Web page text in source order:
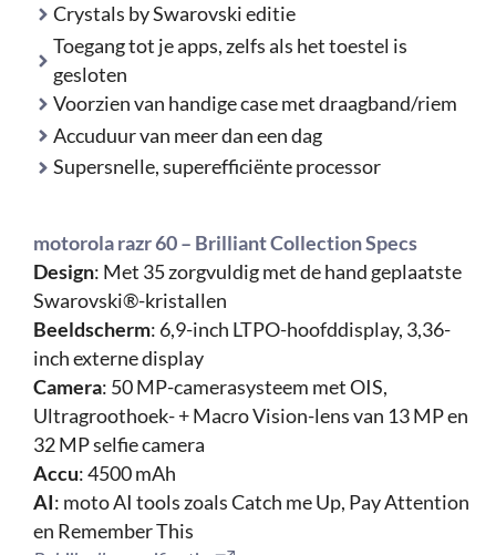
Crystals by Swarovski editie
Toegang tot je apps, zelfs als het toestel is
gesloten
Voorzien van handige case met draagband/riem
Accuduur van meer dan een dag
Supersnelle, superefficiënte processor
motorola razr 60 – Brilliant Collection Specs
Design: Met 35 zorgvuldig met de hand geplaatste
Swarovski®-kristallen
Beeldscherm: 6,9-inch LTPO-hoofddisplay, 3,36-
inch externe display
Camera: 50 MP-camerasysteem met OIS,
Ultragroothoek- + Macro Vision-lens van 13 MP en
32 MP selfie camera
Accu: 4500 mAh
AI: moto AI tools zoals Catch me Up, Pay Attention
en Remember This